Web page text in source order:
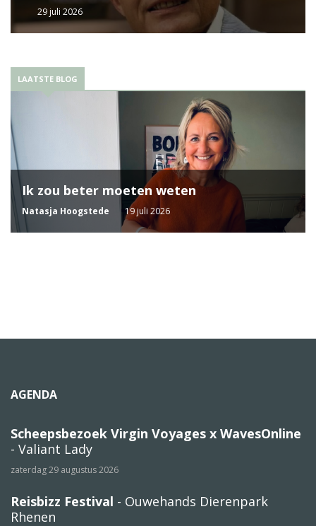
29 juli 2026
LAATSTE BLOG
Ik zou beter moeten weten
Natasja Hoogstede 19 juli 2026
AGENDA
Scheepsbezoek Virgin Voyages x WavesOnline
- Valiant Lady
zaterdag 29 augustus 2026
Reisbizz Festival - Ouwehands Dierenpark
Rhenen